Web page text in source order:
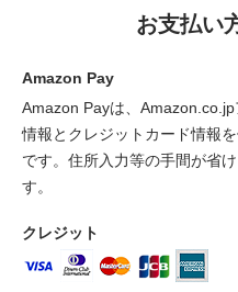
お支払い
Amazon Pay
Amazon Payは、
情報とクレジットカード情報
です。住所入力等の手間が省
す。
クレジット